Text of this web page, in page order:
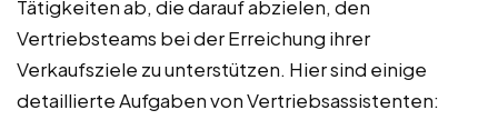
Tätigkeiten ab, die darauf abzielen, den
Vertriebsteams bei der Erreichung ihrer
Verkaufsziele zu unterstützen. Hier sind einige
detaillierte Aufgaben von Vertriebsassistenten: